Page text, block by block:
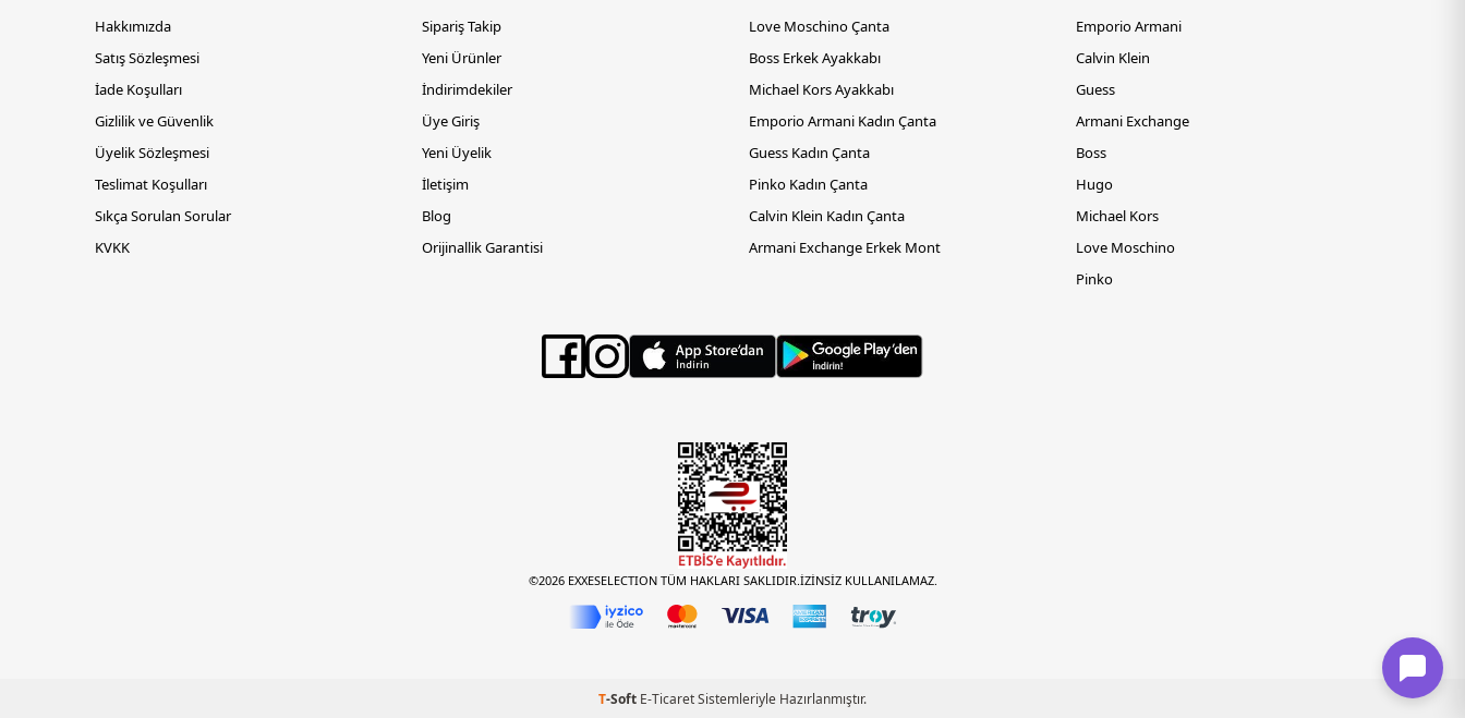
Hakkımızda
Satış Sözleşmesi
İade Koşulları
Gizlilik ve Güvenlik
Üyelik Sözleşmesi
Teslimat Koşulları
Sıkça Sorulan Sorular
KVKK
Sipariş Takip
Yeni Ürünler
İndirimdekiler
Üye Giriş
Yeni Üyelik
İletişim
Blog
Orijinallik Garantisi
Love Moschino Çanta
Boss Erkek Ayakkabı
Michael Kors Ayakkabı
Emporio Armani Kadın Çanta
Guess Kadın Çanta
Pinko Kadın Çanta
Calvin Klein Kadın Çanta
Armani Exchange Erkek Mont
Emporio Armani
Calvin Klein
Guess
Armani Exchange
Boss
Hugo
Michael Kors
Love Moschino
Pinko
©2026 EXXESELECTION TÜM HAKLARI SAKLIDIR.İZİNSİZ KULLANILAMAZ.
T-Soft E-TicaretSistemleriyle Hazırlanmıştır.